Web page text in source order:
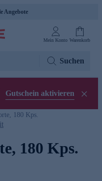
Angebote
Mein Konto Warenkorb
Suchen
Gutschein aktivieren
180 Kps.
180 Kps.